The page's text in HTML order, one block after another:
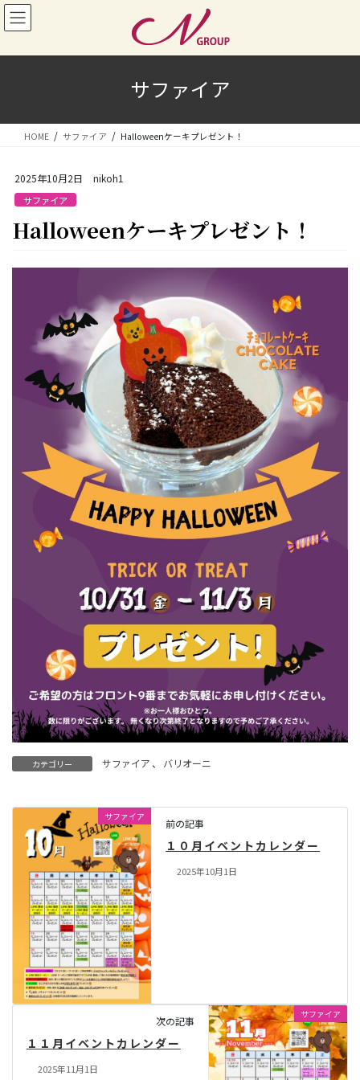
コ
ン
ン
キ
ナ
ビ
ー
に
サファイア
HOME サファイア Halloweenケーキプレゼント！
2025年10月2日 nikoh1
サファイア
Halloweenケーキプレゼント！
カテゴリー サファイア 、 バリオーニ
サファイア
前の記事
１０月イベントカレンダー
2025年10月1日
サファイア
次の記事
１１月イベントカレンダー
2025年11月1日